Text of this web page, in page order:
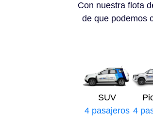
Con nuestra flota
de que podemos
SUV
4 pasajeros 4